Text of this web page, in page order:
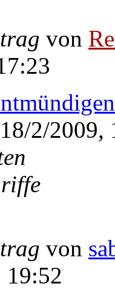
von
2/2009,
von
19:52